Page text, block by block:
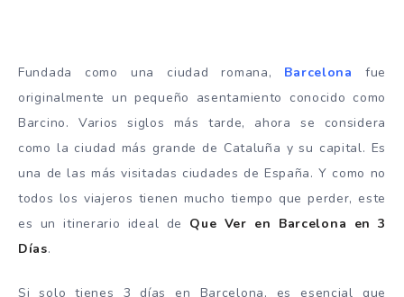
Fundada como una ciudad romana, Barcelona fue
originalmente un pequeño asentamiento conocido como
Barcino. Varios siglos más tarde, ahora se considera
como la ciudad más grande de Cataluña y su capital. Es
una de las más visitadas ciudades de España. Y como no
todos los viajeros tienen mucho tiempo que perder, este
es un itinerario ideal de Que Ver en Barcelona en 3
Días.
Si solo tienes 3 días en Barcelona, es esencial que